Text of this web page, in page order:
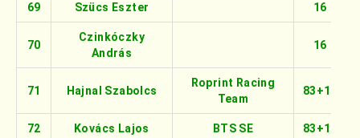
69 Szücs Eszter 16
70
Czinkóczky
András
16
71 Hajnal Szabolcs
Roprint Racing
Team
83+16
72 Kovács Lajos BTS SE 83+16